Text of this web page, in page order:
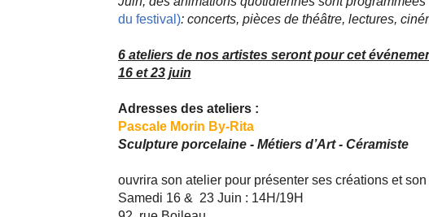
du festival ): concerts, pièces de théâtre, lectures,
6 ateliers de nos artistes seront pour cet
16 et 23 juin
Adresses des ateliers :
Pascale Morin By-Rita
Sculpture porcelaine - Métiers d’Art - Céramiste
ouvrira son atelier pour présenter ses créations et
Samedi 16 & 23 Juin : 14H/19H